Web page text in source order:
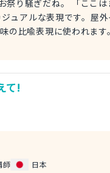
みたいだね。」という意味で、にぎ
ュアルな表現です。屋
の比喩表現に使われま
ーではないけれど、そ
fun. わあ、まる
気が「電気を帯びた
て!
師
日本